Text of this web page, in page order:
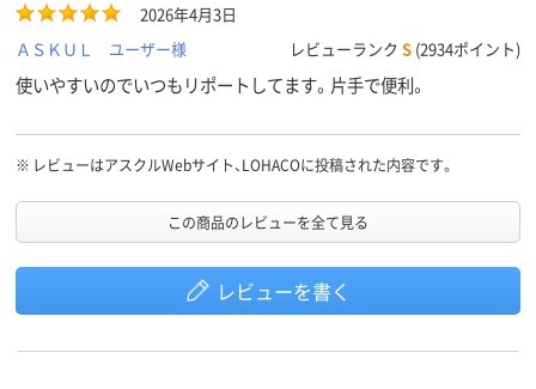
2026年4月3日
ＡＳＫＵＬ ユーザー様
レビューランク S (2934ポイント)
使いやすいのでいつもリポートしてます。片手で便利。
※ レビューはアスクルWebサイト、LOHACOに投稿された内容です。
この商品のレビューを全て見る
レビューを書く